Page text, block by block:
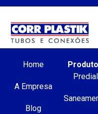
Home
A Empresa
Blog
Predial